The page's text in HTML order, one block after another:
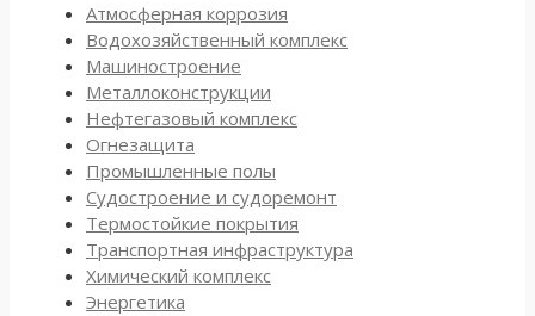
Атмосферная коррозия
Водохозяйственный комплекс
Машиностроение
Металлоконструкции
Нефтегазовый комплекс
Огнезащита
Промышленные полы
Судостроение и судоремонт
Термостойкие покрытия
Транспортная инфраструктура
Химический комплекс
Энергетика